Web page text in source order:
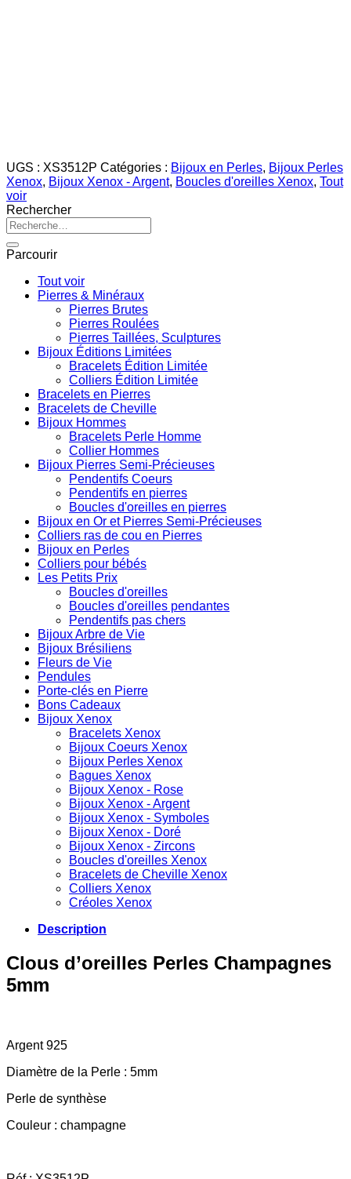
UGS : XS3512P Catégories : Bijoux en Perles, Bijoux Perles
Xenox, Bijoux Xenox - Argent, Boucles d'oreilles Xenox, Tout
voir
Rechercher
Recherche
pour :
Parcourir
Tout voir
Pierres & Minéraux
Pierres Brutes
Pierres Roulées
Pierres Taillées, Sculptures
Bijoux Éditions Limitées
Bracelets Édition Limitée
Colliers Édition Limitée
Bracelets en Pierres
Bracelets de Cheville
Bijoux Hommes
Bracelets Perle Homme
Collier Hommes
Bijoux Pierres Semi-Précieuses
Pendentifs Coeurs
Pendentifs en pierres
Boucles d'oreilles en pierres
Bijoux en Or et Pierres Semi-Précieuses
Colliers ras de cou en Pierres
Bijoux en Perles
Colliers pour bébés
Les Petits Prix
Boucles d'oreilles
Boucles d'oreilles pendantes
Pendentifs pas chers
Bijoux Arbre de Vie
Bijoux Brésiliens
Fleurs de Vie
Pendules
Porte-clés en Pierre
Bons Cadeaux
Bijoux Xenox
Bracelets Xenox
Bijoux Coeurs Xenox
Bijoux Perles Xenox
Bagues Xenox
Bijoux Xenox - Rose
Bijoux Xenox - Argent
Bijoux Xenox - Symboles
Bijoux Xenox - Doré
Bijoux Xenox - Zircons
Boucles d'oreilles Xenox
Bracelets de Cheville Xenox
Colliers Xenox
Créoles Xenox
Description
Clous d’oreilles Perles Champagnes
5mm
Argent 925
Diamètre de la Perle : 5mm
Perle de synthèse
Couleur : champagne